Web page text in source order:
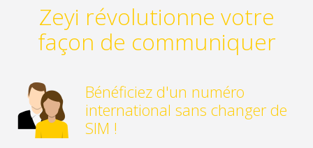
Zeyi révolutionne votre
façon de communiquer
Bénéficiez d'un numéro
international sans changer de
SIM !